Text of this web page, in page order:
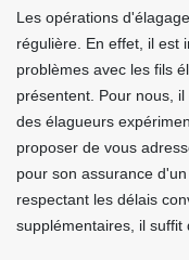
Les opérations
régulière. En effet, il est
problèmes avec les fils
présentent. Pour nous,
des élagueurs
proposer de vous
pour son assurance
respectant les délais
supplémentaires, il suffit